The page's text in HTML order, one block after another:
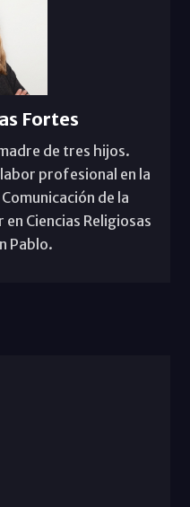
Fortes
de tres hijos.
profesional en la
de la
Ciencias Religiosas
Pablo.